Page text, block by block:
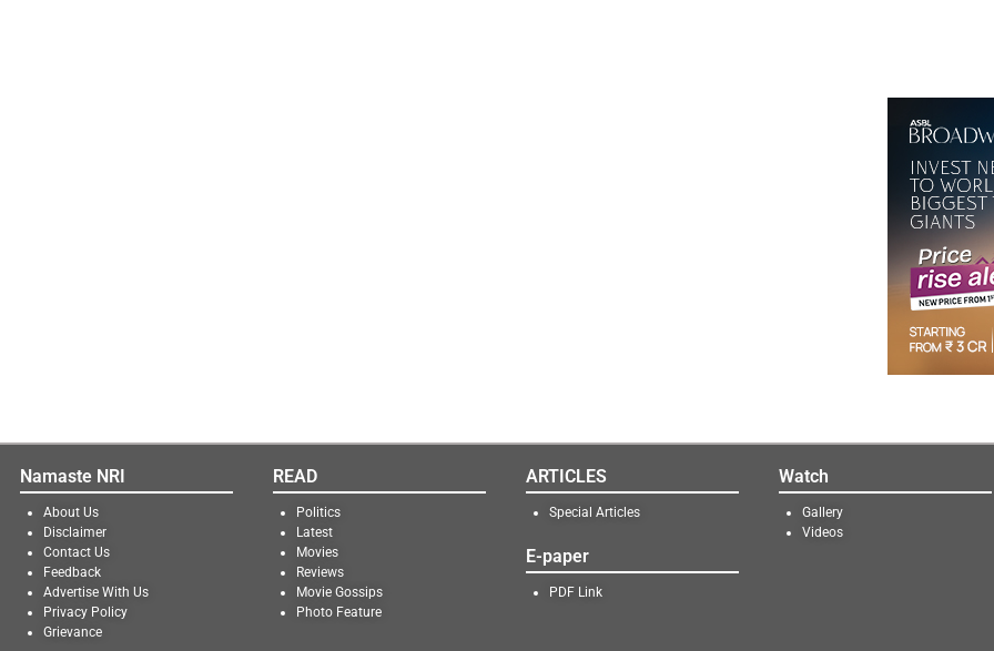
Namaste NRI
About Us
Disclaimer
Contact Us
Feedback
Advertise With Us
Privacy Policy
Grievance
READ
Politics
Latest
Movies
Reviews
Movie Gossips
Photo Feature
ARTICLES
Special Articles
E-paper
PDF Link
Watch
Gallery
Videos